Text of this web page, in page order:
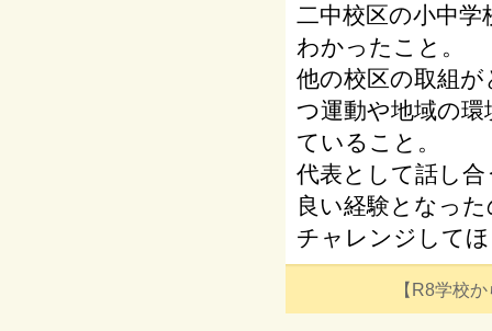
二中校区の小中
わかったこと。
他の校区の取組
つ運動や地域の
ていること。
代表として話し
良い経験となっ
チャレンジして
【R8学校